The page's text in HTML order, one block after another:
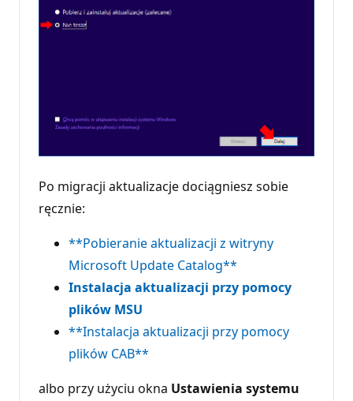
Po migracji aktualizacje dociągniesz sobie
ręcznie:
**Pobieranie aktualizacji z witryny
Microsoft Update Catalog**
Instalacja aktualizacji przy pomocy
plików MSU
**Instalacja aktualizacji przy pomocy
plików CAB**
albo przy użyciu okna Ustawienia systemu